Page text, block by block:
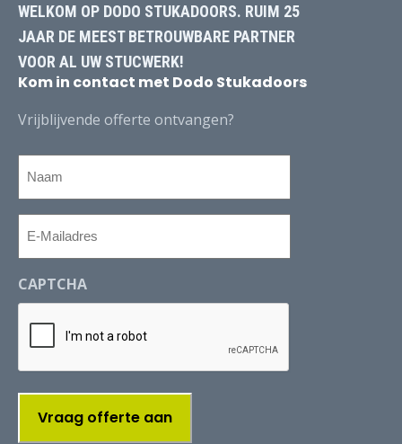
WELKOM OP DODO STUKADOORS. RUIM 25
JAAR DE MEEST BETROUWBARE PARTNER
VOOR AL UW STUCWERK!
Kom in contact met Dodo Stukadoors
Vrijblijvende offerte ontvangen?
Mailadres
CAPTCHA